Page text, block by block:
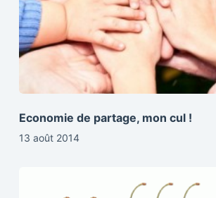
Economie de partage, mon cul !
13 août 2014